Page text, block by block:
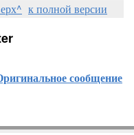
к полной версии
сообщение